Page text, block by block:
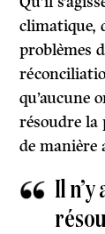
climatique,
problèmes
qu’aucune
résoudre la
de manière
Il